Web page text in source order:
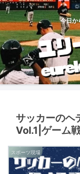
今日か
サッカーのヘ
Vol.1|ゲーム
スポーツ現場